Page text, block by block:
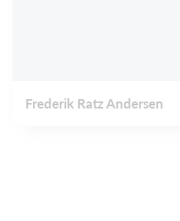
Frederik Ratz Andersen